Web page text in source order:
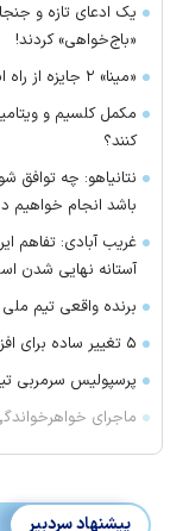
یک ادعای تازه و
«باج‌خواهی» کردند!
«مینا» ۲ جایزه از راه ابریشم گرفت
کنند؟
نتانیاهو: چه توافق
باشد انجام خواهیم
غریب آبادی: تفاهم
آستانه نهایی شدن
برنده واقعی تیم
۵ تغییر ساده برای افزایش گردش خون در بدن
پرسپولیس سرمربی
ماجرای
پیشنهاد سردبیر